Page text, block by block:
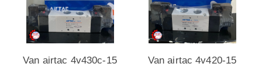
Van airtac 4v430c-15 Van airtac 4v420-15